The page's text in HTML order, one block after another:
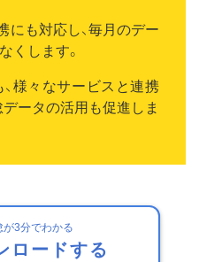
も対応し、毎月のデー
くします。
様々なサービスと連携
ータの活用も促進しま
3分でわかる
ロードする